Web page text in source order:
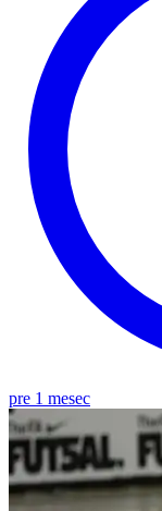
pre 1 mesec